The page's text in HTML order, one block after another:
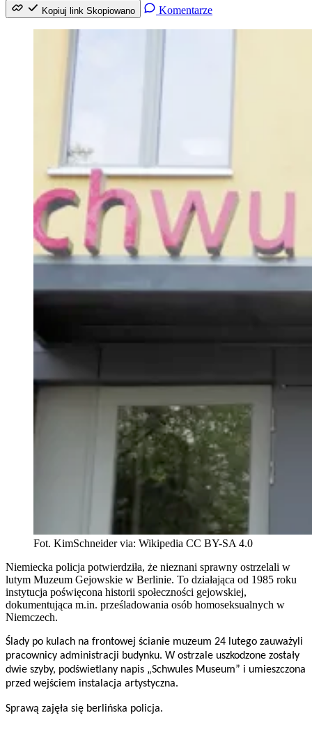
Kopiuj link Skopiowano Komentarze
Fot. KimSchneider via: Wikipedia CC BY-SA 4.0
Niemiecka policja potwierdziła, że nieznani sprawny ostrzelali w
lutym Muzeum Gejowskie w Berlinie. To działająca od 1985 roku
instytucja poświęcona historii społeczności gejowskiej,
dokumentująca m.in. prześladowania osób homoseksualnych w
Niemczech.
Ślady po kulach na frontowej ścianie muzeum 24 lutego zauważyli
pracownicy administracji budynku. W ostrzale uszkodzone zostały
dwie szyby, podświetlany napis „Schwules Museum” i umieszczona
przed wejściem instalacja artystyczna.
Sprawą zajęła się berlińska policja.